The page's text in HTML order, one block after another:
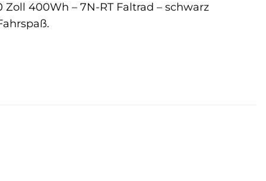
400Wh – 7N-RT Faltrad – schwarz